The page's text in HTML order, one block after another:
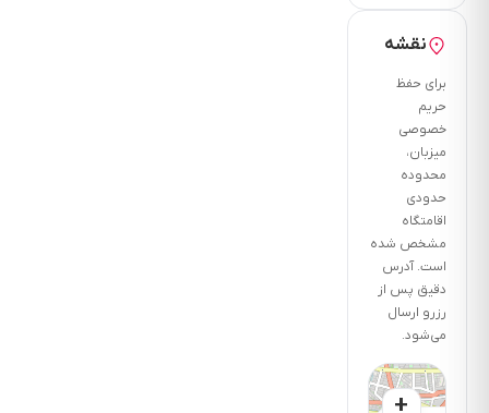
نقشه
برای حفظ
حریم
خصوصی
میزبان،
محدوده
حدودی
اقامتگاه
مشخص شده
است. آدرس
دقیق پس از
رزرو ارسال
می‌شود.